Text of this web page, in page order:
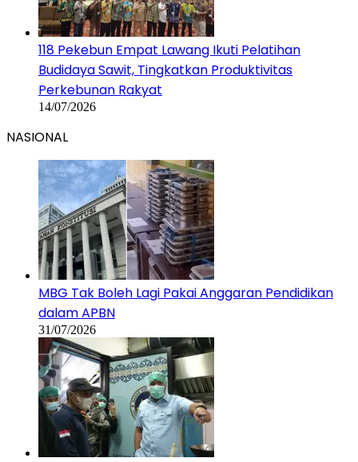
118 Pekebun Empat Lawang Ikuti Pelatihan
Budidaya Sawit, Tingkatkan Produktivitas
Perkebunan Rakyat
14/07/2026
NASIONAL
MBG Tak Boleh Lagi Pakai Anggaran Pendidikan
dalam APBN
31/07/2026